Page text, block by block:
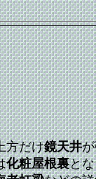
方だけ鏡天井
化粧屋根裏と